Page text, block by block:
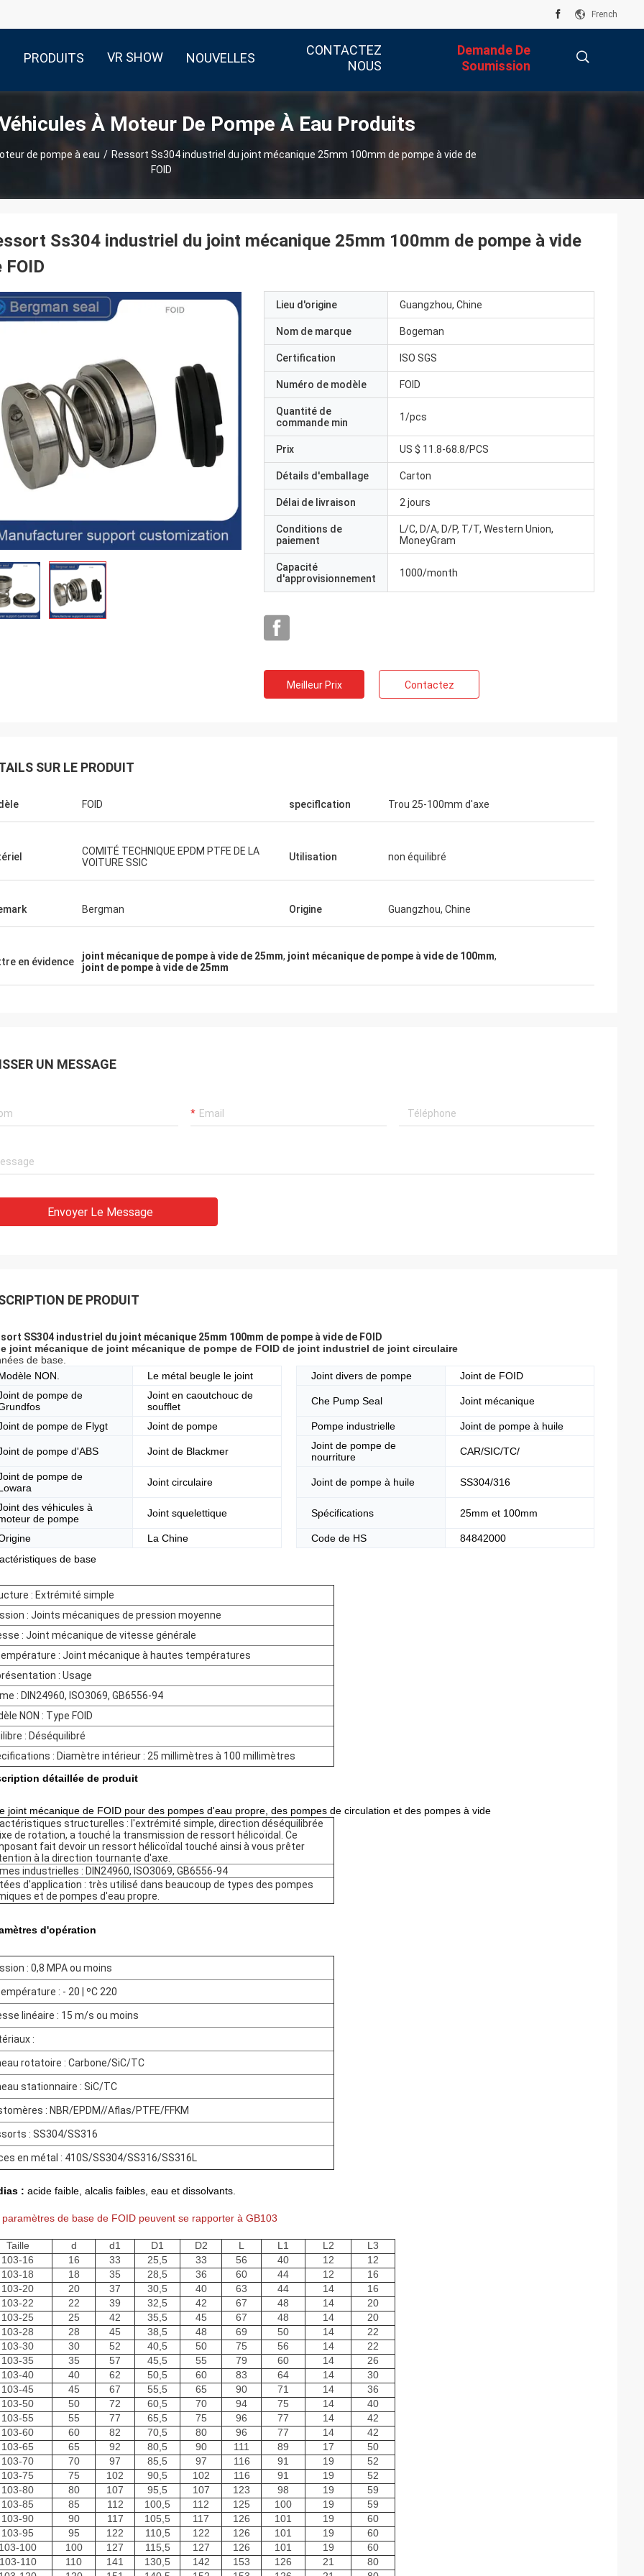
French
PRODUITS VR SHOW NOUVELLES
CONTACTEZ
NOUS
Demande De
Soumission
À Moteur De Pompe À Eau Produits
de pompe à eau / Ressort Ss304 industriel du joint mécanique 25mm 100mm de pompe à vide de
FOID
Ss304 industriel du joint mécanique 25mm 100mm de pompe à vide
FOID
Lieu d'origine Guangzhou, Chine
Nom de marque Bogeman
Certification ISO SGS
Numéro de modèle FOID
Quantité de
commande min
1/pcs
Prix US $ 11.8-68.8/PCS
Détails d'emballage Carton
Délai de livraison 2 jours
Conditions de
paiement
L/C, D/A, D/P, T/T, Western Union,
MoneyGram
Capacité
d'approvisionnement
1000/month
Meilleur Prix Contactez
SUR LE PRODUIT
FOID speciflcation Trou 25-100mm d'axe
COMITÉ TECHNIQUE EPDM PTFE DE LA
VOITURE SSIC
Utilisation non équilibré
Bergman Origine Guangzhou, Chine
en évidence joint mécanique de pompe à vide de 25mm, joint mécanique de pompe à vide de 100mm,
joint de pompe à vide de 25mm
UN MESSAGE
Envoyer Le Message
DE PRODUIT
SS304 industriel du joint mécanique 25mm 100mm de pompe à vide de FOID
joint mécanique de joint mécanique de pompe de FOID de joint industriel de joint circulaire
de base.
NON.
Le métal beugle le joint Joint divers de pompe
Joint de FOID
de pompe de
Joint en caoutchouc de
soufflet
Che Pump Seal Joint mécanique
de pompe de Flygt Joint de pompe Pompe industrielle Joint de pompe à huile
de pompe d'ABS Joint de Blackmer
Joint de pompe de
nourriture
CAR/SIC/TC/
de pompe de
Joint circulaire Joint de pompe à huile SS304/316
des véhicules à
de pompe
Joint squelettique Spécifications 25mm et 100mm
La Chine Code de HS
84842000
de base
: Extrémité simple
: Joints mécaniques de pression moyenne
: Joint mécanique de vitesse générale
: Joint mécanique à hautes températures
: Usage
: DIN24960, ISO3069, GB6556-94
NON : Type FOID
: Déséquilibré
: Diamètre intérieur : 25 millimètres à 100 millimètres
détaillée de produit
joint mécanique de FOID pour des pompes d'eau propre, des pompes de circulation et des pompes à vide
structurelles : l'extrémité simple, direction déséquilibrée
de rotation, a touché la transmission de ressort hélicoïdal. Ce
fait devoir un ressort hélicoïdal touché ainsi à vous prêter
à la direction tournante d'axe.
industrielles : DIN24960, ISO3069, GB6556-94
d'application : très utilisé dans beaucoup de types des pompes
et de pompes d'eau propre.
d'opération
: 0,8 MPA ou moins
: - 20 | ºC 220
linéaire : 15 m/s ou moins
:
rotatoire : Carbone/SiC/TC
stationnaire : SiC/TC
: NBR/EPDM//Aflas/PTFE/FFKM
: SS304/SS316
en métal : 410S/SS304/SS316/SS316L
: acide faible, alcalis faibles, eau et dissolvants.
paramètres de base de FOID peuvent se rapporter à GB103
Taille d d1 D1 D2 L L1 L2
L3
103-16
16 33 25,5 33 56 40 12
12
103-18
18 35 28,5 36 60 44 12
16
103-20
20 37 30,5 40 63 44 14
16
103-22
22 39 32,5 42 67 48 14
20
103-25
25 42 35,5 45 67 48 14
20
103-28
28 45 38,5 48 69 50 14
22
103-30
30 52 40,5 50 75 56 14
22
103-35
35 57 45,5 55 79 60 14
26
103-40
40 62 50,5 60 83 64 14
30
103-45
45 67 55,5 65 90 71 14
36
103-50
50 72 60,5 70 94 75 14
40
103-55
55 77 65,5 75 96 77 14
42
103-60
60 82 70,5 80 96 77 14
42
103-65
65 92 80,5 90 111 89 17
50
103-70
70 97 85,5 97 116 91 19
52
103-75
75 102 90,5 102 116 91 19
52
103-80
80 107 95,5 107 123 98 19
59
103-85
85 112 100,5 112 125 100 19
59
103-90
90 117 105,5 117 126 101 19
60
103-95
95 122 110,5 122 126 101 19
60
100
100 127 115,5 127 126 101 19
60
110
110 141 130,5 142 153 126 21
80